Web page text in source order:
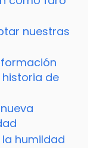
nuestras
de
humildad